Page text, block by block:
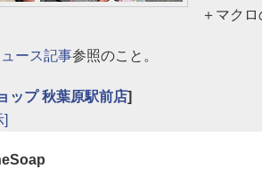
＋マクロ
ース記事参照のこと。
ップ 秋葉原駅前店]
]